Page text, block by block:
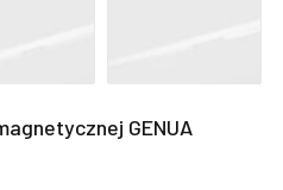
GENUA